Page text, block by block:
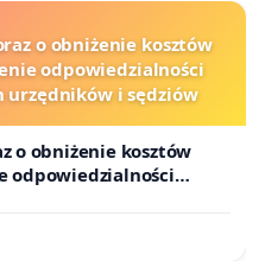
o obniżenie kosztów
odpowiedzialności
urzędników i sędziów
o obniżenie kosztów
odpowiedzialności
i sędziów